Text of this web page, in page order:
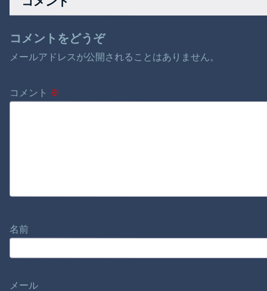
コメントをどうぞ
メールアドレスが公開されることはありません。
コメント ※
名前
メール